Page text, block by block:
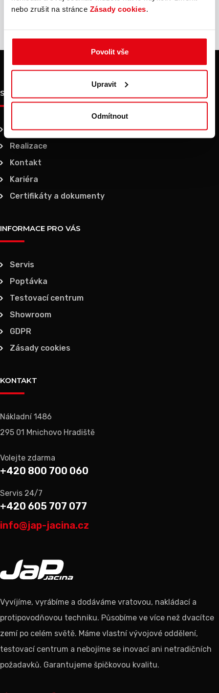
nebo zrušit na stránce Zásady cookies.
Povolit vše
Upravit
Odmítnout
POPTÁVKU
Vyvíjíme, vyrábíme a dodáváme vratovou, nakládací a
protipovodňovou techniku. Působíme ve více než dvacítce
zemí po celém světě. Máme vlastní vývojové oddělení,
testovací centrum a nebojíme se inovací ani netradičních
požadavků. Garantujeme špičkovou kvalitu.
SPOLEČNOST
O nás
Realizace
Kontakt
Kariéra
Certifikáty a dokumenty
INFORMACE PRO VÁS
Servis
Poptávka
Testovací centrum
Showroom
GDPR
Zásady cookies
KONTAKT
Nákladní 1486
295 01 Mnichovo Hradiště
Volejte zdarma
+420 800 700 060
Servis 24/7
+420 605 707 077
info@jap-jacina.cz